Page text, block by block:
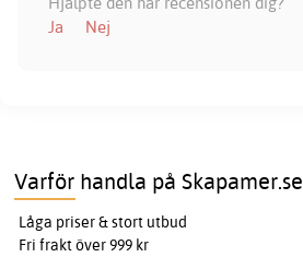
Ja
Nej
Varför handla på Skapamer.se
Låga priser & stort utbud
Fri frakt över 999 kr